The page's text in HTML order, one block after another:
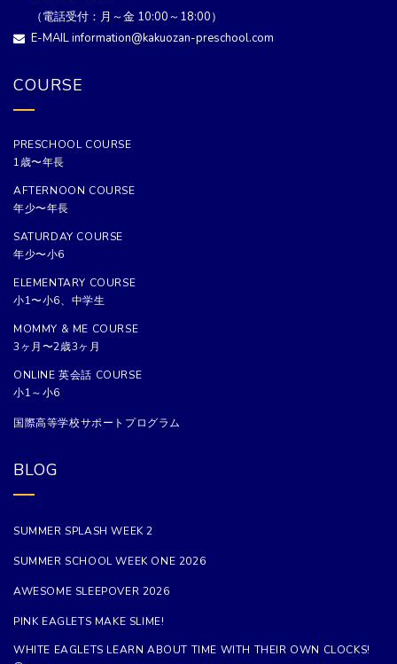
（電話受付：月～金 10:00～18:00）
E-MAIL information@kakuozan-preschool.com
COURSE
PRESCHOOL COURSE
1歳〜年長
AFTERNOON COURSE
年少〜年長
SATURDAY COURSE
年少〜小6
ELEMENTARY COURSE
小1〜小6、中学生
MOMMY & ME COURSE
3ヶ月〜2歳3ヶ月
ONLINE 英会話 COURSE
小1～小6
国際高等学校サポートプログラム
BLOG
SUMMER SPLASH WEEK 2
SUMMER SCHOOL WEEK ONE 2026
AWESOME SLEEPOVER 2026
PINK EAGLETS MAKE SLIME!
WHITE EAGLETS LEARN ABOUT TIME WITH THEIR OWN CLOCKS!